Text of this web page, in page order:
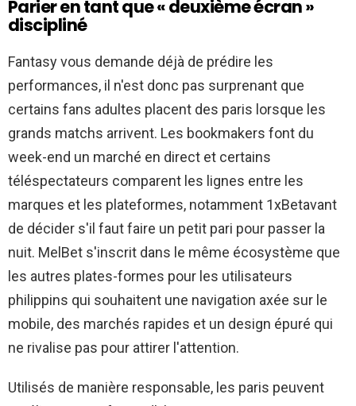
Parier en tant que « deuxième écran »
discipliné
Fantasy vous demande déjà de prédire les
performances, il n'est donc pas surprenant que
certains fans adultes placent des paris lorsque les
grands matchs arrivent. Les bookmakers font du
week-end un marché en direct et certains
téléspectateurs comparent les lignes entre les
marques et les plateformes, notamment 1xBetavant
de décider s'il faut faire un petit pari pour passer la
nuit. MelBet s'inscrit dans le même écosystème que
les autres plates-formes pour les utilisateurs
philippins qui souhaitent une navigation axée sur le
mobile, des marchés rapides et un design épuré qui
ne rivalise pas pour attirer l'attention.
Utilisés de manière responsable, les paris peuvent